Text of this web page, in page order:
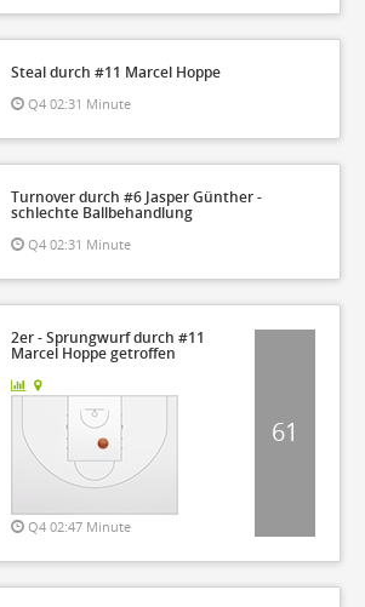
Steal durch #11 Marcel Hoppe
Q4 02:31 Minute
Turnover durch #6 Jasper Günther -
schlechte Ballbehandlung
Q4 02:31 Minute
2er - Sprungwurf durch #11
Marcel Hoppe getroffen
Q4 02:47 Minute
61